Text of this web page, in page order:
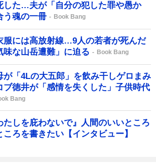
した…夫が「自分の犯した罪や愚か
う魂の一冊
Book Bang
服には高放射線…9人の若者が死んだ
味な山岳遭難」に迫る
Book Bang
が「4Lの大五郎」を飲み干しゲロまみ
徳井が「感情を失くした」子供時代
Bang
たしを庇わないで』人間のいいところ
ころを書きたい【インタビュー】